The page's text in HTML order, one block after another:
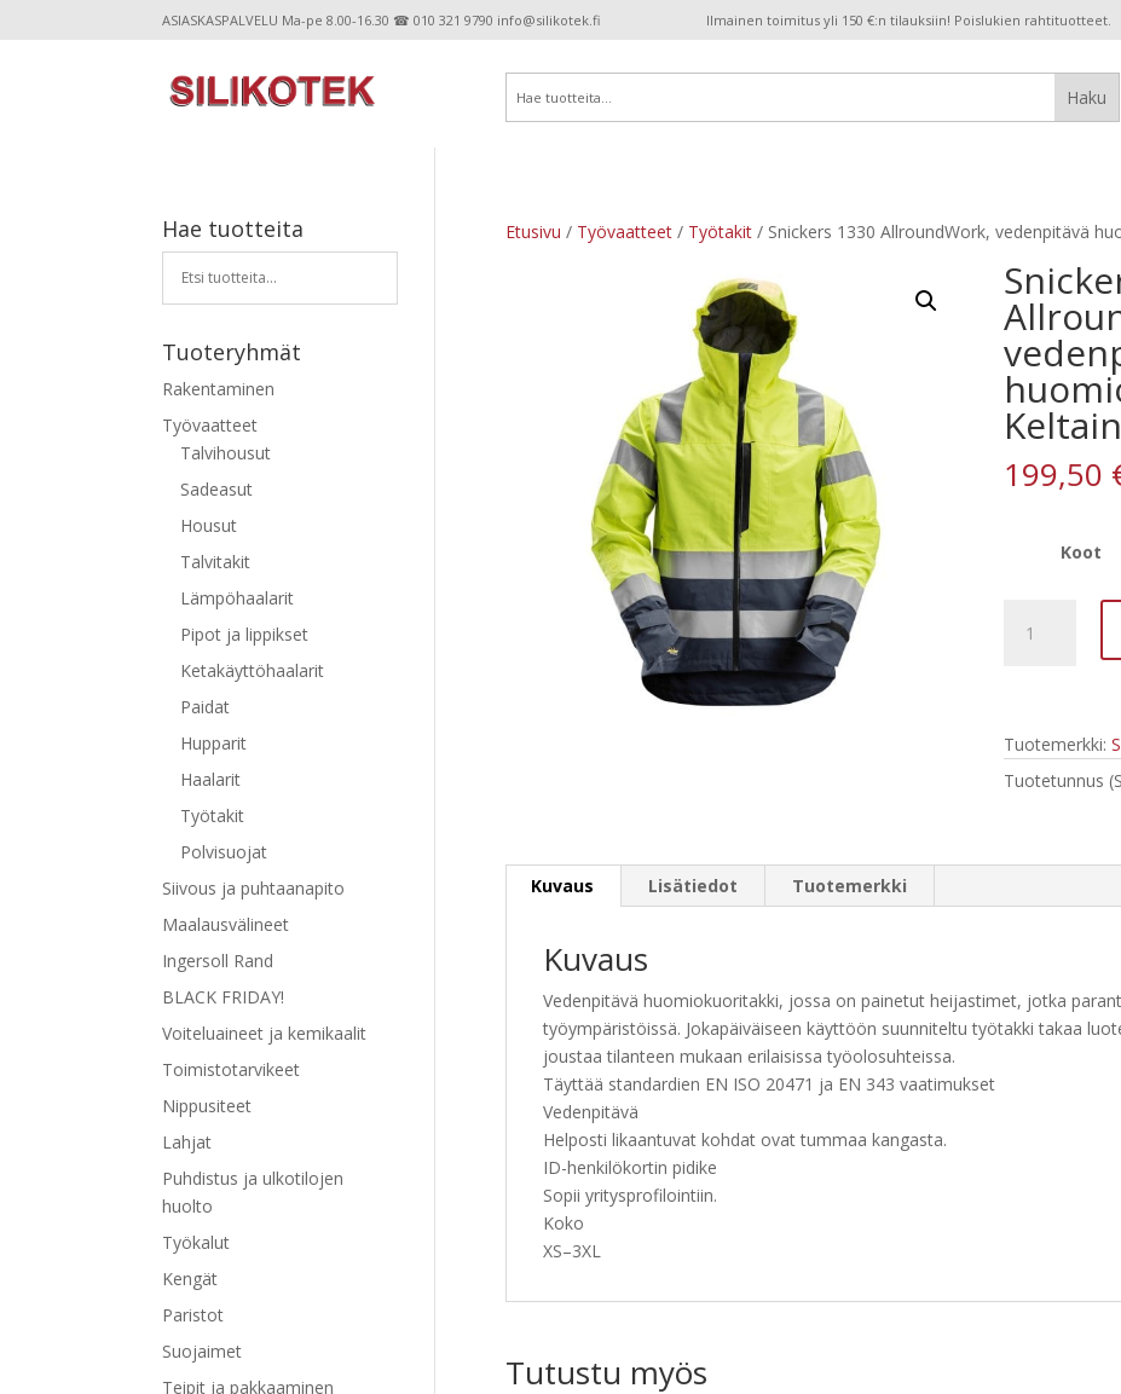
ASIASKASPALVELU Ma-pe 8.00-16.30 ☎ 010 321 9790 info@silikotek.fi Ilmainen toimitus yli 150 €:n tilauksiin! Poislukien rahtituotteet.
Etusivu / Työvaatteet/ Työtakit/ Snickers 1330 AllroundWork, vedenpitävä
199,50
Koot
1330
AllroundWork,
lk
3,
Tuotemerkki:
Tuotetunnus
Kuvaus Lisätiedot Tuotemerkki
Kuvaus
Vedenpitävä huomiokuoritakki, jossa on painetut heijastimet, jotka
työympäristöissä. Jokapäiväiseen käyttöön suunniteltu työtakki takaa
joustaa tilanteen mukaan erilaisissa työolosuhteissa.
Täyttää standardien EN ISO 20471 ja EN 343 vaatimukset
Vedenpitävä
Helposti likaantuvat kohdat ovat tummaa kangasta.
ID-henkilökortin pidike
Sopii yritysprofilointiin.
Koko
XS–3XL
Tutustu myös
Hae tuotteita
Tuoteryhmät
Rakentaminen
Työvaatteet
Talvihousut
Sadeasut
Housut
Talvitakit
Lämpöhaalarit
Pipot ja lippikset
Ketakäyttöhaalarit
Paidat
Hupparit
Haalarit
Työtakit
Polvisuojat
Siivous ja puhtaanapito
Maalausvälineet
Ingersoll Rand
BLACK FRIDAY!
Voiteluaineet ja kemikaalit
Toimistotarvikeet
Nippusiteet
Lahjat
Puhdistus ja ulkotilojen
huolto
Työkalut
Kengät
Paristot
Suojaimet
Teipit ja pakkaaminen